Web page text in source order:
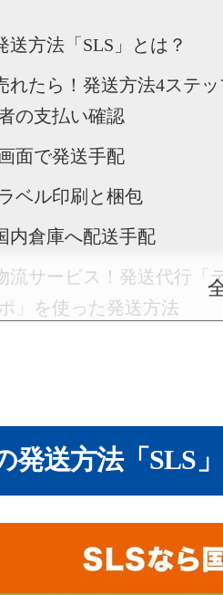
送方法「SLS」とは？
れたら！発送方法4ステ
の支払い確認
面で発送手配
ベル印刷と梱包
内倉庫へ配送手配
流サービス！発送代行「
ポ」を使った発送方法
結の商品リサーチに全集
段ボールや緩衝材の山が
送方法に関するよくある
発送方法「SLS